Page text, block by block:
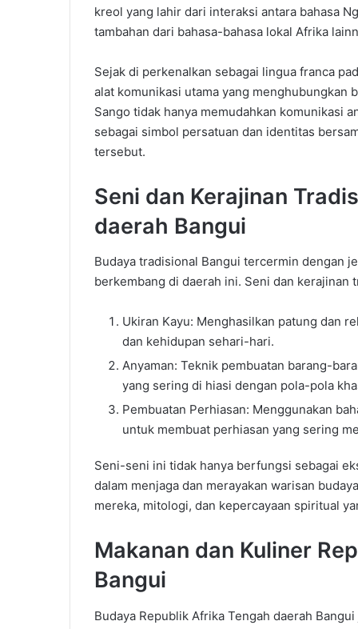
kreol yang lahir dari interaksi antara bahasa
tambahan dari bahasa-bahasa lokal Afrika
Sejak di perkenalkan sebagai lingua franca
alat komunikasi utama yang menghubungkan
Sango tidak hanya memudahkan komunikasi
sebagai simbol persatuan dan identitas
tersebut.
Seni dan Kerajinan
daerah Bangui
Budaya tradisional Bangui tercermin dengan
berkembang di daerah ini. Seni dan kerajinan
Ukiran Kayu: Menghasilkan patung dan
dan kehidupan sehari-hari.
Anyaman: Teknik pembuatan barang-
yang sering di hiasi dengan pola-pola
Pembuatan Perhiasan: Menggunakan
untuk membuat perhiasan yang sering
Seni-seni ini tidak hanya berfungsi sebagai
dalam menjaga dan merayakan warisan
mereka, mitologi, dan kepercayaan spiritual
Makanan dan Kuliner
Bangui
Budaya Republik Afrika Tengah daerah